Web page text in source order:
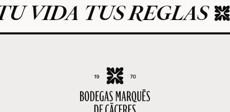
VIDA TUS REGLAS